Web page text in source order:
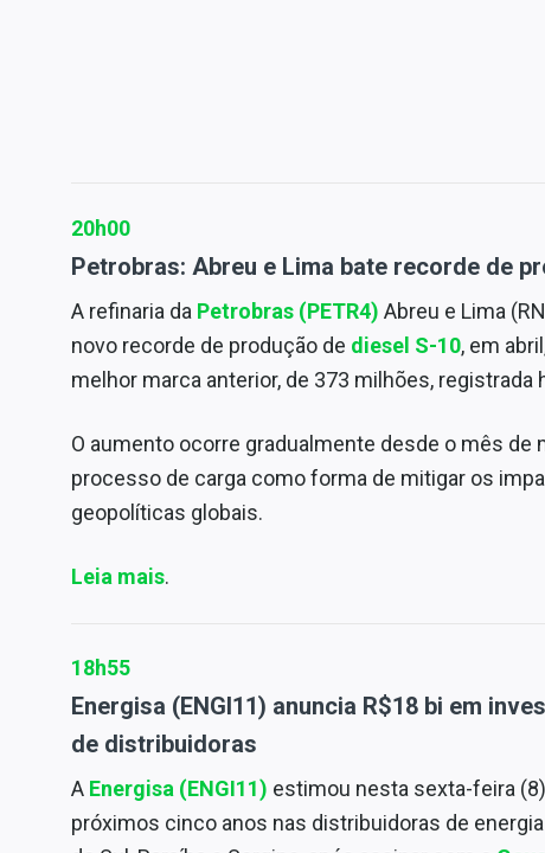
20h00
Petrobras: Abreu e Lima bate recorde de
A refinaria da Petrobras (PETR4) Abreu e Lima
novo recorde de produção de diesel S-10, em
melhor marca anterior, de 373 milhões, registrada
O aumento ocorre gradualmente desde o mês de
processo de carga como forma de mitigar os
geopolíticas globais.
Leia mais.
18h55
Energisa (ENGI11) anuncia R$18 bi em
de distribuidoras
A Energisa (ENGI11) estimou nesta sexta-feira
próximos cinco anos nas distribuidoras de